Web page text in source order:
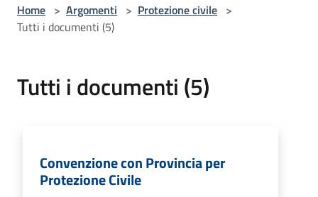
Home > Argomenti > Protezione civile >
Tutti i documenti (5)
Tutti i documenti (5)
Convenzione con Provincia per
Protezione Civile